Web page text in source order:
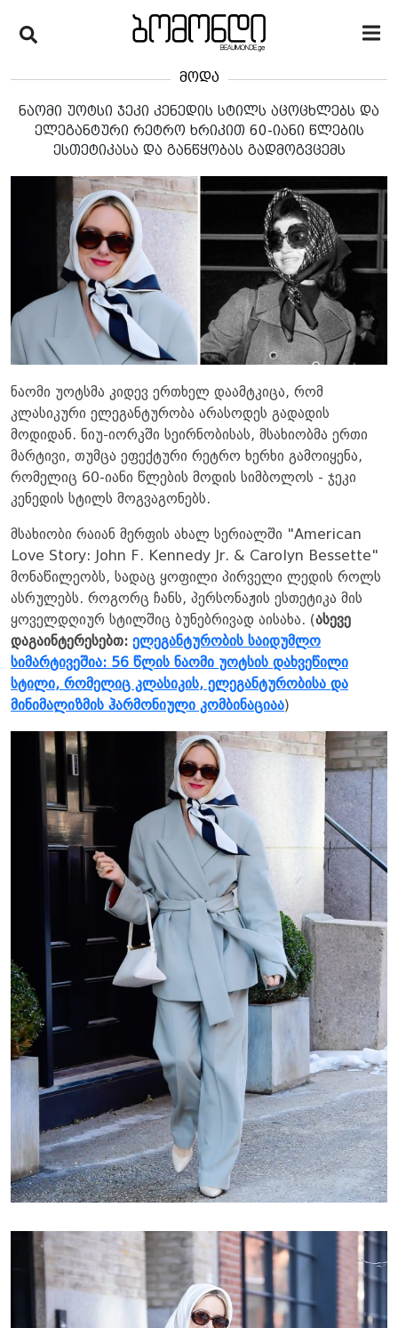
მოდა
ნაომი უოტსი ჯეკი კენედის სტილს აცოცხლებს და
ელეგანტური რეტრო ხრიკით 60-იანი წლების
ესთეტიკასა და განწყობას გადმოგვცემს
ნაომი უოტსმა კიდევ ერთხელ დაამტკიცა, რომ
კლასიკური ელეგანტურობა არასოდეს გადადის
მოდიდან. ნიუ-იორკში სეირნობისას, მსახიობმა ერთი
მარტივი, თუმცა ეფექტური რეტრო ხერხი გამოიყენა,
რომელიც 60-იანი წლების მოდის სიმბოლოს - ჯეკი
კენედის სტილს მოგვაგონებს.
მსახიობი რაიან მერფის ახალ სერიალში "American
Love Story: John F. Kennedy Jr. & Carolyn Bessette"
მონაწილეობს, სადაც ყოფილი პირველი ლედის როლს
ასრულებს. როგორც ჩანს, პერსონაჟის ესთეტიკა მის
ყოველდღიურ სტილშიც ბუნებრივად აისახა. (ასევე
დაგაინტერესებთ: ელეგანტურობის საიდუმლო
სიმარტივეშია: 56 წლის ნაომი უოტსის დახვეწილი
სტილი, რომელიც კლასიკის, ელეგანტურობისა და
მინიმალიზმის ჰარმონიული კომბინაციაა)